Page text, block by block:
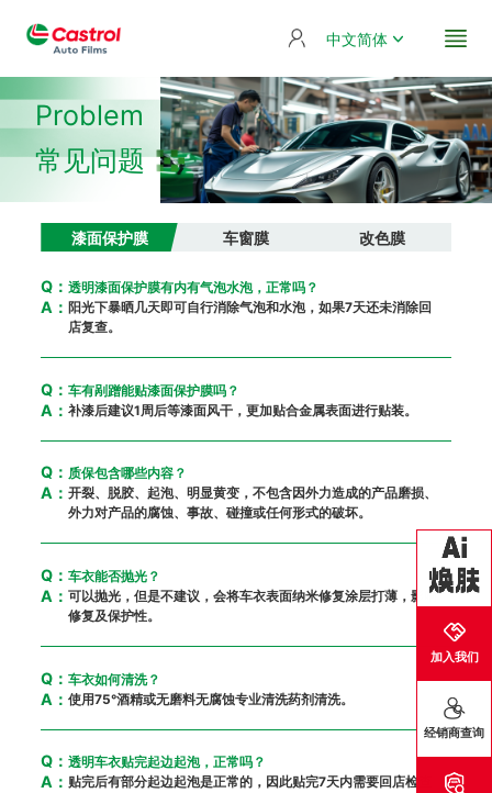
中文简体
Problem
常见问题
漆面保护膜 车窗膜 改色膜
Q：透明漆面保护膜有内有气泡水泡，正常吗？
A：阳光下暴晒几天即可自行消除气泡和水泡，如果7天还未消除回
店复查。
Q：车有剐蹭能贴漆面保护膜吗？
A：补漆后建议1周后等漆面风干，更加贴合金属表面进行贴装。
Q： 质保包含哪些内容？
A：开裂、脱胶、起泡、明显黄变，不包含因外力造成的产品磨损、
外力对产品的腐蚀、事故、碰撞或任何形式的破坏。
Q：车衣能否抛光？
A：可以抛光，但是不建议，会将车衣表面纳米修复涂层打薄，影响
修复及保护性。
Q：车衣如何清洗？
A：使用75°酒精或无磨料无腐蚀专业清洗药剂清洗。
Q：透明车衣贴完起边起泡，正常吗？
A： 贴完后有部分起边起泡是正常的，因此贴完7天内需要回店检查
加入我们
经销商查询